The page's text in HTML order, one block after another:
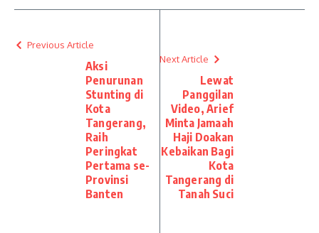
Previous Article
Aksi
Penurunan
Stunting di
Kota
Tangerang,
Raih
Peringkat
Pertama se-
Provinsi
Banten
Next Article
Lewat
Panggilan
Video, Arief
Minta Jamaah
Haji Doakan
Kebaikan Bagi
Kota
Tangerang di
Tanah Suci